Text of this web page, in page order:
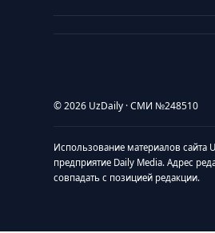
© 2026 UzDaily · СМИ №248510
Использование материалов сайта
предприятие Daily Media. Адрес
совпадать с позицией редакции.